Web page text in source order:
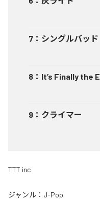
7 ： シングルバッド
8 ： It’s Finally the
9 ： クライマー
TTT inc
ジャンル： J-Pop